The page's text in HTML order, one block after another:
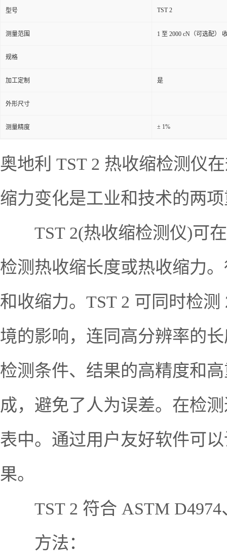
型号 TST 2
测量范围 1 至 2000 cN（可选配）
规格
加工定制 是
外形尺寸
测量精度 ± 1%
奥地利 TST 2 热收缩检测仪
缩力变化是工业和技术的两
TST 2(热收缩检测仪)可在
检测热收缩长度或热收缩力
和收缩力。TST 2 可同时检
境的影响，连同高分辨率的
检测条件、结果的高精度和
成，避免了人为误差。在检
表中。通过用户友好软件可
果。
TST 2 符合 ASTM D4974
方法：